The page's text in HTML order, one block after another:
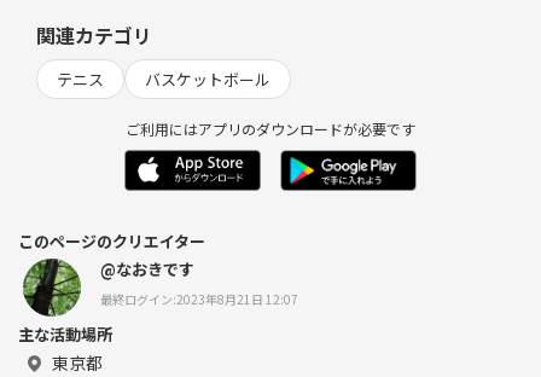
関連カテゴリ
テニス バスケットボール
ご利用にはアプリのダウンロードが必要です
このページのクリエイター
@なおきです
最終ログイン:2023年8月21日 12:07
主な活動場所
東京都